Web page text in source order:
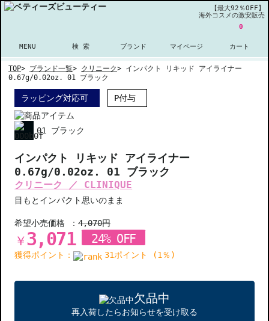
【最大92％OFF】
海外コスメの激安販売
MENU 検 索 ブランド マイページ
0
カート
TOP> ブランド一覧> クリニーク> インパクト リキッド アイライナー
0.67g/0.02oz. 01 ブラック
ラッピング対応可 P付与
01 ブラック
インパクト リキッド アイライナー
0.67g/0.02oz. 01 ブラック
クリニーク ／ CLINIQUE
目もとインパクト思いのまま
希望小売価格 ：4,070円
￥ 3,071 24% OFF
獲得ポイント： 31ポイント (1％)
欠品中
再入荷したらお知らせを受け取る